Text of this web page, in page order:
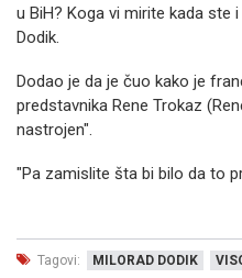
u BiH? Koga vi mirite kada ste
Dodik.
Dodao je da je čuo kako je
predstavnika Rene Trokaz
nastrojen".
"Pa zamislite šta bi bilo da to
Tagovi: MILORAD DODIK